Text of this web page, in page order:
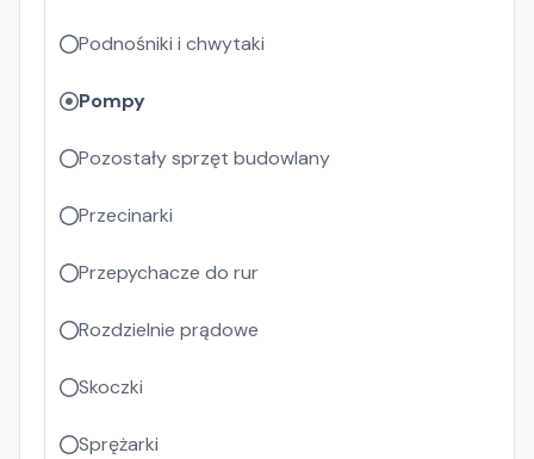
Podnośniki i chwytaki
Pompy
Pozostały sprzęt budowlany
Przecinarki
Przepychacze do rur
Rozdzielnie prądowe
Skoczki
Sprężarki